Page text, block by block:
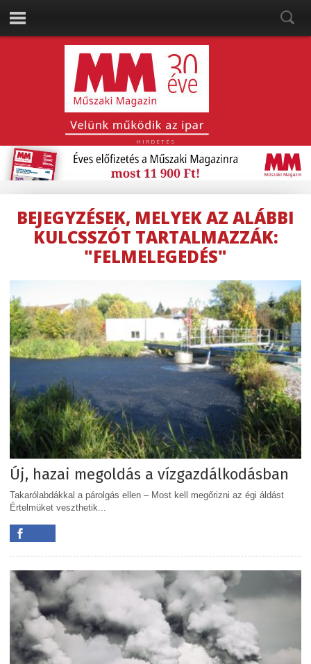
HIRDETÉS
BEJEGYZÉSEK, MELYEK AZ ALÁBBI
KULCSSZÓT TARTALMAZZÁK:
"FELMELEGEDÉS"
Új, hazai megoldás a vízgazdálkodásban
Takarólabdákkal a párolgás ellen – Most kell megőrizni az égi áldást
Értelmüket veszthetik...